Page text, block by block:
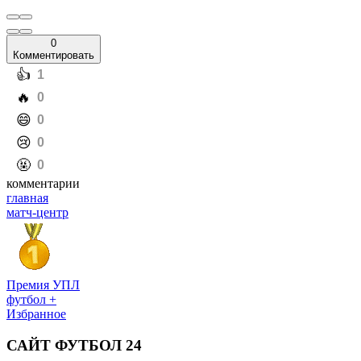
0
Комментировать
️👍 1
️🔥 0
️😄 0
️😢 0
️🤬 0
комментарии
главная
матч-центр
Премия УПЛ
футбол +
Избранное
САЙТ ФУТБОЛ 24